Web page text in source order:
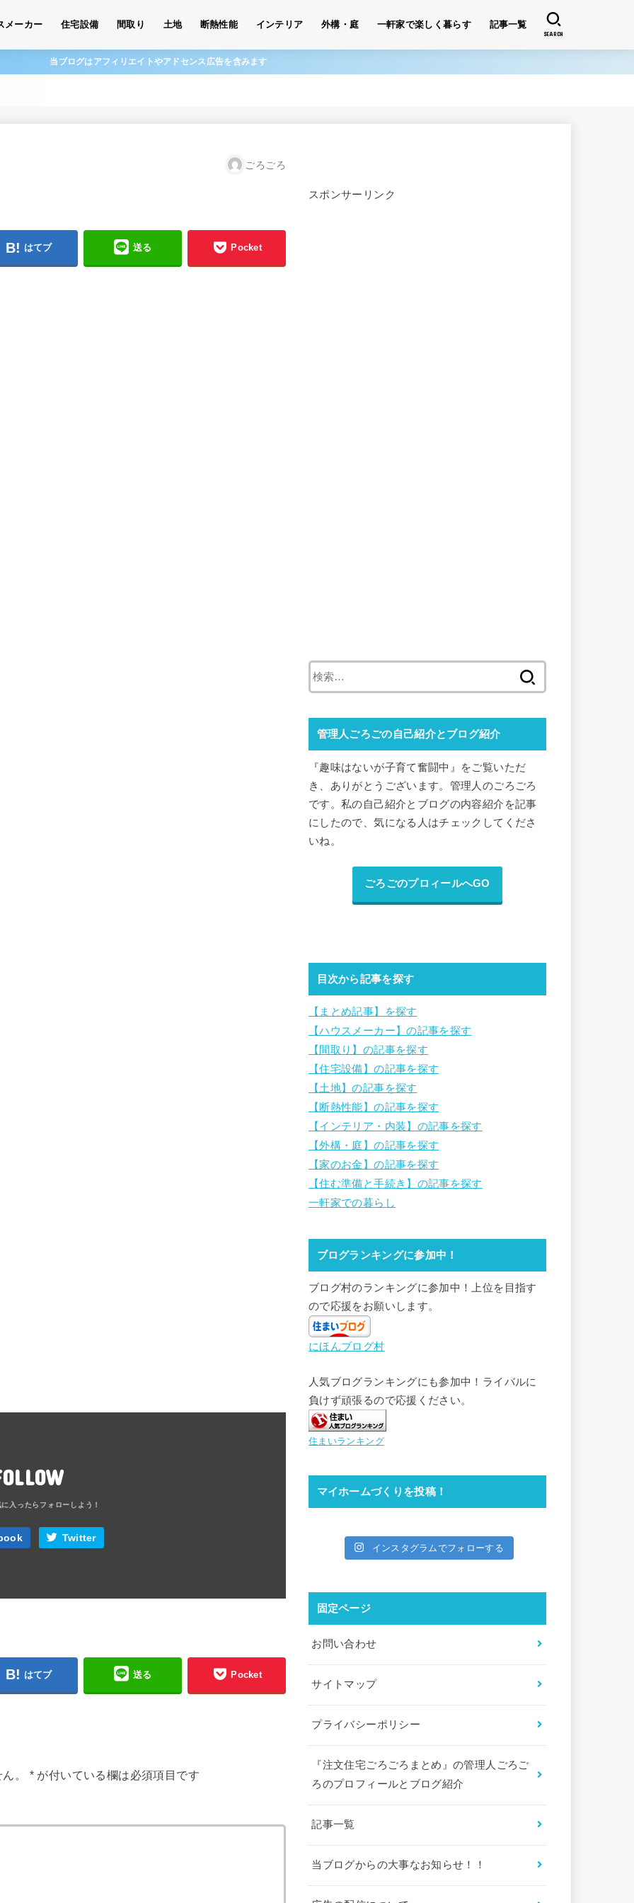
メーカー 住宅設備 間取り 土地 断熱性能 インテリア 外構・庭 一軒家で楽しく暮らす 記事一覧
SEARCH
当ブログはアフィリエイトやアドセンス広告を含みます
ごろごろ
はてブ 送る Pocket
Twitter
はてブ 送る Pocket
。 *が付いている欄は必須項目です
スポンサーリンク
索
管理人ごろごの自己紹介とブログ紹介
『趣味はないが子育て奮闘中』をご覧いただ
き、ありがとうございます。管理人のごろごろ
です。私の自己紹介とブログの内容紹介を記事
にしたので、気になる人はチェックしてくださ
いね。
ごろごのプロィールへGO
目次から記事を探す
【まとめ記事】を探す
【ハウスメーカー】の記事を探す
【間取り】の記事を探す
【住宅設備】の記事を探す
【土地】の記事を探す
【断熱性能】の記事を探す
【インテリア・内装】の記事を探す
【外構・庭】の記事を探す
【家のお金】の記事を探す
【住む準備と手続き】の記事を探す
一軒家での暮らし
ブログランキングに参加中！
ブログ村のランキングに参加中！上位を目指す
ので応援をお願いします。
にほんブログ村
人気ブログランキングにも参加中！ライバルに
負けず頑張るので応援ください。
住まいランキング
マイホームづくりを投稿！
インスタグラムでフォローする
固定ページ
お問い合わせ
サイトマップ
プライバシーポリシー
『注文住宅ごろごろまとめ』の管理人ごろご
ろのプロフィールとブログ紹介
記事一覧
当ブログからの大事なお知らせ！！